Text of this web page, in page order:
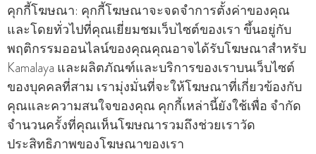
คุกกี้โฆษณา: คุกกี้โฆษณาจะจดจําการตั้งค่าของคุณ
และโดยทั่วไปที่คุณเยี่ยมชมเว็บไซต์ของเรา ขึ้นอยู่กับ
พฤติกรรมออนไลน์ของคุณคุณอาจได้รับโฆษณาสําหรับ
Kamalaya และผลิตภัณฑ์และบริการของเราบนเว็บไซต์
ของบุคคลที่สาม เรามุ่งมั่นที่จะให้โฆษณาที่เกี่ยวข้องกับ
คุณและความสนใจของคุณ คุกกี้เหล่านี้ยังใช้เพื่อ จํากัด
จํานวนครั้งที่คุณเห็นโฆษณารวมถึงช่วยเราวัด
ประสิทธิภาพของโฆษณาของเรา